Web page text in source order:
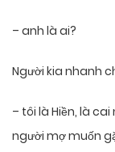
– anh là ai?
Người kia nhanh
– tôi là Hiền, là
người mợ muốn